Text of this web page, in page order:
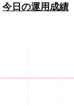
今日の運用成績